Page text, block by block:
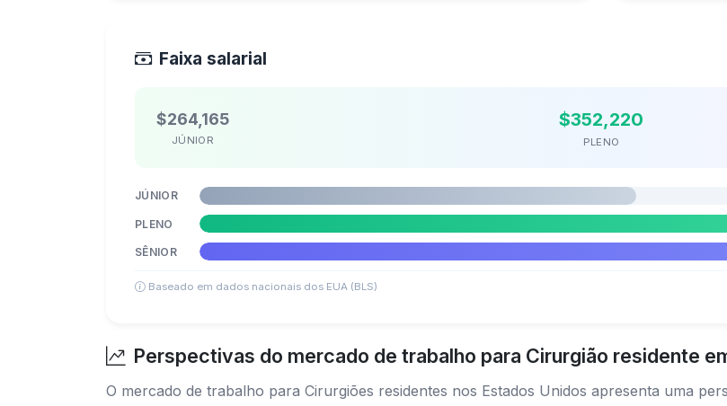
Faixa salarial
$264,165
JÚNIOR
$352,220
PLENO
JÚNIOR
PLENO
SÊNIOR
Baseado em dados nacionais dos EUA (BLS)
Perspectivas do mercado de trabalho para Cirurgião residente
O mercado de trabalho para Cirurgiões residentes nos Estados Unidos apresenta uma